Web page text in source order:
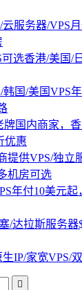
服务器/VPS
可选香港/美国/
韩国/美国VPS
牌国内商家，
优惠
提供VPS/独立
机房可选
年付10美元
/达拉斯服务器
生IP/家宽VPS/
